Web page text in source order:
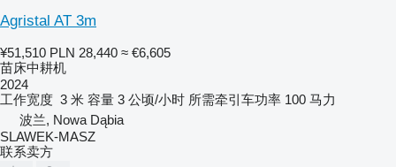
Agristal AT 3m
¥51,510 PLN 28,440 ≈ €6,605
苗床中耕机
2024
工作宽度 3 米 容量 3 公顷/小时 所需牵引车功率 100 马力
波兰, Nowa Dąbia
SLAWEK-MASZ
联系卖方